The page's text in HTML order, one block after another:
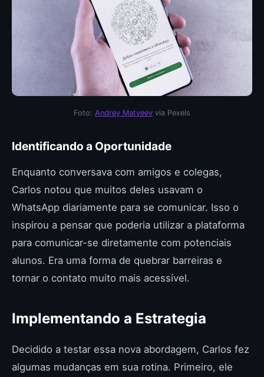
Foto: Andrey Matveev via Pexels
Identificando a Oportunidade
Enquanto conversava com amigos e colegas,
Carlos notou que muitos deles usavam o
WhatsApp diariamente para se comunicar. Isso o
inspirou a pensar que poderia utilizar a plataforma
para comunicar-se diretamente com potenciais
alunos. Era uma forma de quebrar barreiras e
tornar o contato muito mais acessível.
Implementando a Estrategia
Decidido a testar essa nova abordagem, Carlos fez
algumas mudanças em sua rotina. Primeiro, ele